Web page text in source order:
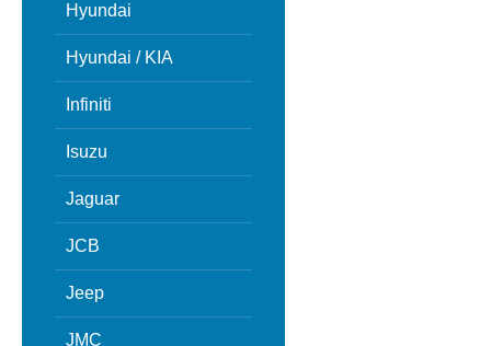
Hyundai
Hyundai / KIA
Infiniti
Isuzu
Jaguar
JCB
Jeep
JMC